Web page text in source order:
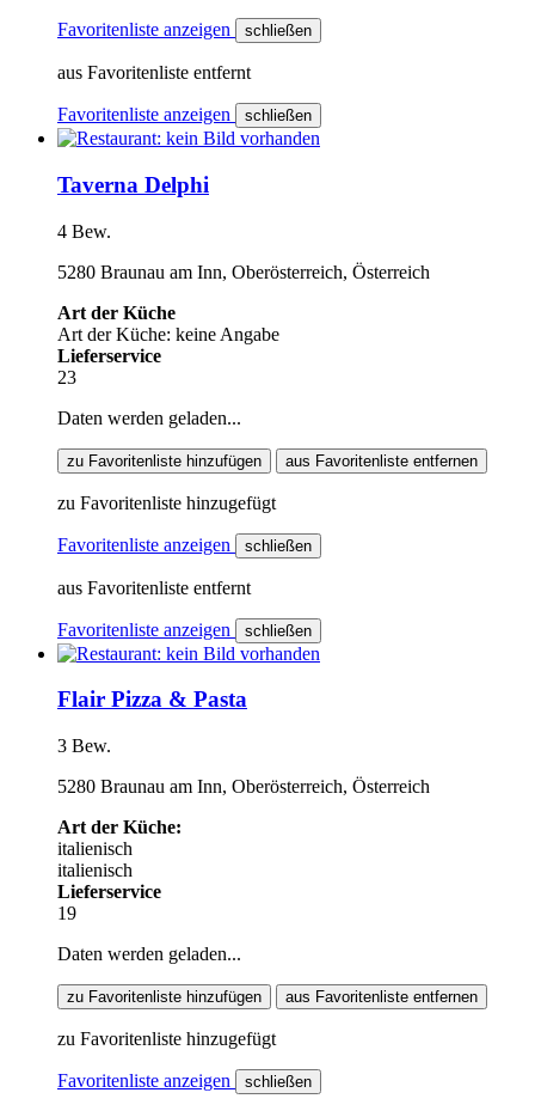
Favoritenliste anzeigen schließen
aus Favoritenliste entfernt
Favoritenliste anzeigen schließen
Taverna Delphi
4 Bew.
5280 Braunau am Inn, Oberösterreich, Österreich
Art der Küche
Art der Küche: keine Angabe
Lieferservice
23
Daten werden geladen...
zu Favoritenliste hinzufügen aus Favoritenliste entfernen
zu Favoritenliste hinzugefügt
Favoritenliste anzeigen schließen
aus Favoritenliste entfernt
Favoritenliste anzeigen schließen
Flair Pizza & Pasta
3 Bew.
5280 Braunau am Inn, Oberösterreich, Österreich
Art der Küche:
italienisch
italienisch
Lieferservice
19
Daten werden geladen...
zu Favoritenliste hinzufügen aus Favoritenliste entfernen
zu Favoritenliste hinzugefügt
Favoritenliste anzeigen schließen